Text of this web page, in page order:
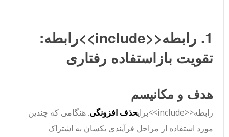
<<include>>
رابطه:
تقویت بازاستفاده رفتاری
هدف و مکانیسم
رابطه<<include>> برای حذف افزونگی. هنگامی که چندین
مورد استفاده از مراحل فرآیندی یکسان به اشتراک